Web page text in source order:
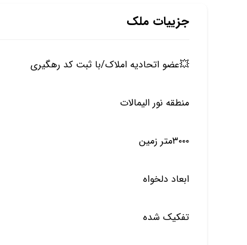
جزییات ملک
💥عضو اتحادیه املاک/با ثبت کد رهگیری
منطقه نور الیمالات
۳۰۰۰متر زمین
ابعاد دلخواه
تفکیک شده